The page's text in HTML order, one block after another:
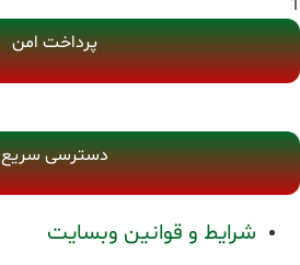
پرداخت امن
دسترسی سریع
شرایط و قوانین وبسایت